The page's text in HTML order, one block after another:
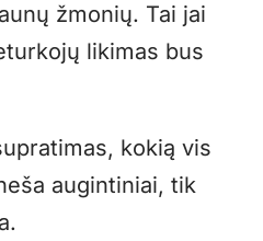
žmonių. Tai jai
likimas bus
kokią vis
augintiniai, tik